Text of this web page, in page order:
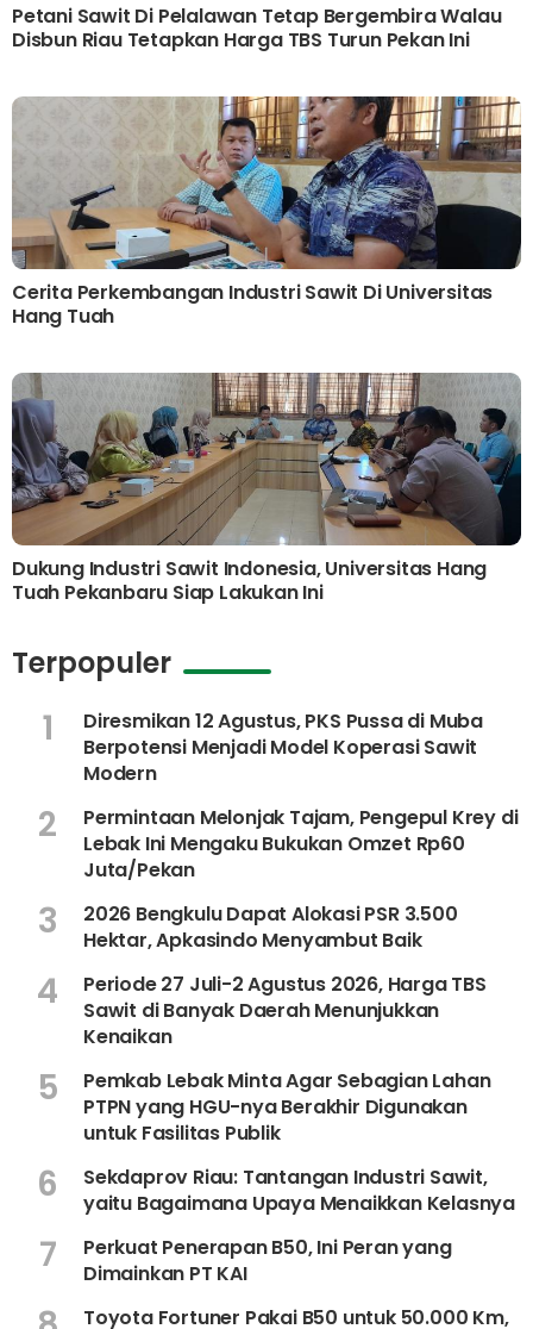
Petani Sawit Di Pelalawan Tetap Bergembira Walau
Disbun Riau Tetapkan Harga TBS Turun Pekan Ini
Cerita Perkembangan Industri Sawit Di Universitas
Hang Tuah
Dukung Industri Sawit Indonesia, Universitas Hang
Tuah Pekanbaru Siap Lakukan Ini
Terpopuler
1
Diresmikan 12 Agustus, PKS Pussa di Muba
Berpotensi Menjadi Model Koperasi Sawit
Modern
2
Permintaan Melonjak Tajam, Pengepul Krey di
Lebak Ini Mengaku Bukukan Omzet Rp60
Juta/Pekan
3
2026 Bengkulu Dapat Alokasi PSR 3.500
Hektar, Apkasindo Menyambut Baik
4
Periode 27 Juli-2 Agustus 2026, Harga TBS
Sawit di Banyak Daerah Menunjukkan
Kenaikan
5
Pemkab Lebak Minta Agar Sebagian Lahan
PTPN yang HGU-nya Berakhir Digunakan
untuk Fasilitas Publik
6
Sekdaprov Riau: Tantangan Industri Sawit,
yaitu Bagaimana Upaya Menaikkan Kelasnya
7
Perkuat Penerapan B50, Ini Peran yang
Dimainkan PT KAI
Toyota Fortuner Pakai B50 untuk 50.000 Km,